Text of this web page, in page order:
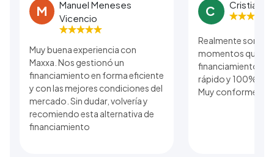
M
Manuel Meneses
Vicencio
Muy buena experiencia con
Maxxa. Nos gestionó un
financiamiento en forma eficiente
y con las mejores condiciones del
mercado. Sin dudar, volvería y
recomiendo esta alternativa de
financiamiento
C Cristian
Realmente son
momentos que se
financiamiento. El
rápido y 100%
Muy conforme